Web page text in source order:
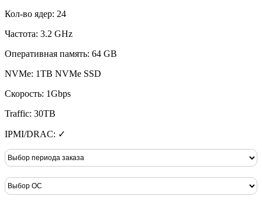
Кол-во ядер: 24
Частота: 3.2 GHz
Оперативная память: 64 GB
NVMe: 1TB NVMe SSD
Скорость: 1Gbps
Traffic: 30TB
IPMI/DRAC: ✓